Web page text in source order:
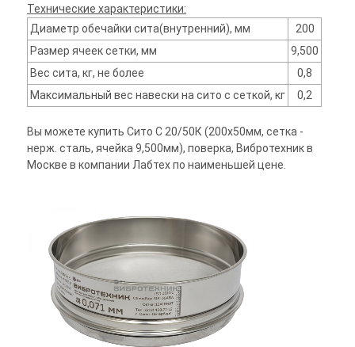
Технические характеристики:
Диаметр обечайки сита(внутренний), мм
200
Размер ячеек сетки, мм
9,500
Вес сита, кг, не более
0,8
Максимальный вес навески на сито с сеткой, кг
0,2
Вы можете купить Сито С 20/50К (200х50мм, сетка -
нерж. сталь, ячейка 9,500мм), поверка, Вибротехник в
Москве в компании Лабтех по наименьшей цене.